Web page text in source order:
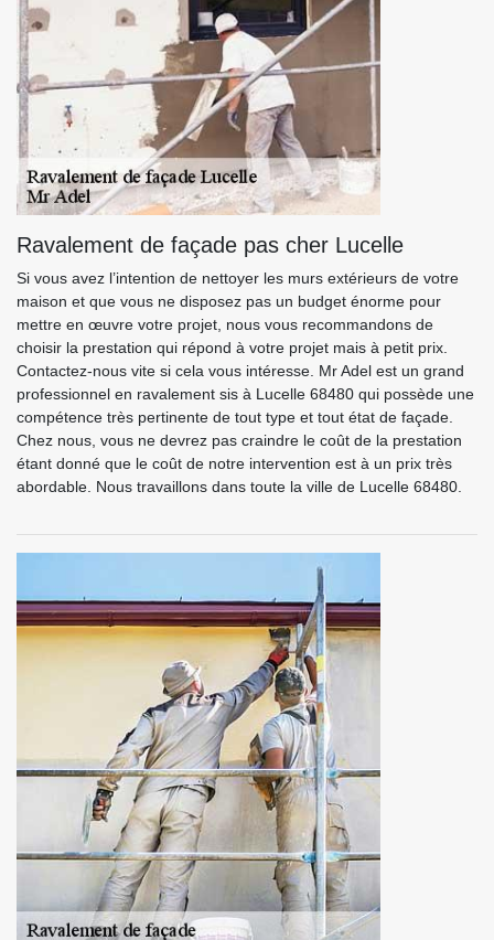
Ravalement de façade pas cher Lucelle
Si vous avez l’intention de nettoyer les murs extérieurs de votre
maison et que vous ne disposez pas un budget énorme pour
mettre en œuvre votre projet, nous vous recommandons de
choisir la prestation qui répond à votre projet mais à petit prix.
Contactez-nous vite si cela vous intéresse. Mr Adel est un grand
professionnel en ravalement sis à Lucelle 68480 qui possède une
compétence très pertinente de tout type et tout état de façade.
Chez nous, vous ne devrez pas craindre le coût de la prestation
étant donné que le coût de notre intervention est à un prix très
abordable. Nous travaillons dans toute la ville de Lucelle 68480.